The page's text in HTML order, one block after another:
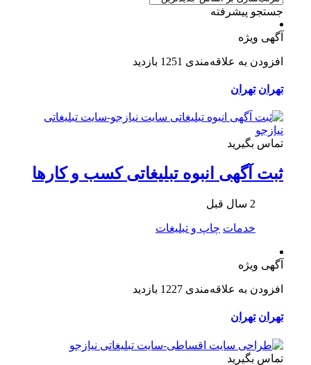
جستجو پیشرفته
آگهی ویژه
افزودن به علاقه‌مندی 1251 بازدید
تهران تهران
تماس بگیرید
ثبت آگهی انبوه تبلیغاتی کسب و کارها
2 سال قبل
خدمات چاپ و تبلیغات
آگهی ویژه
افزودن به علاقه‌مندی 1227 بازدید
تهران تهران
تماس بگیرید